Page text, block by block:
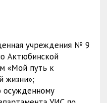
учреждения № 9
Актюбинской
«Мой путь к
жизни»;
осужденному